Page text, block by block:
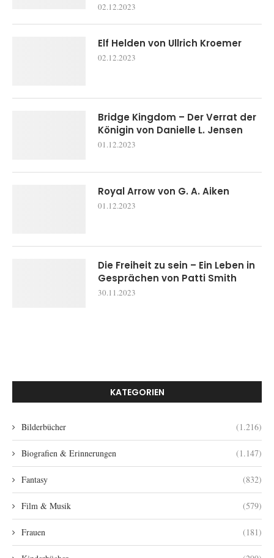
02.12.2023
Elf Helden von Ullrich Kroemer
02.12.2023
Bridge Kingdom – Der Verrat der
Königin von Danielle L. Jensen
01.12.2023
Royal Arrow von G. A. Aiken
01.12.2023
Die Freiheit zu sein – Ein Leben in
Gesprächen von Patti Smith
30.11.2023
KATEGORIEN
Bilderbücher (1.216)
Biografien & Erinnerungen (1.147)
Fantasy (832)
Film & Musik (579)
Frauen (181)